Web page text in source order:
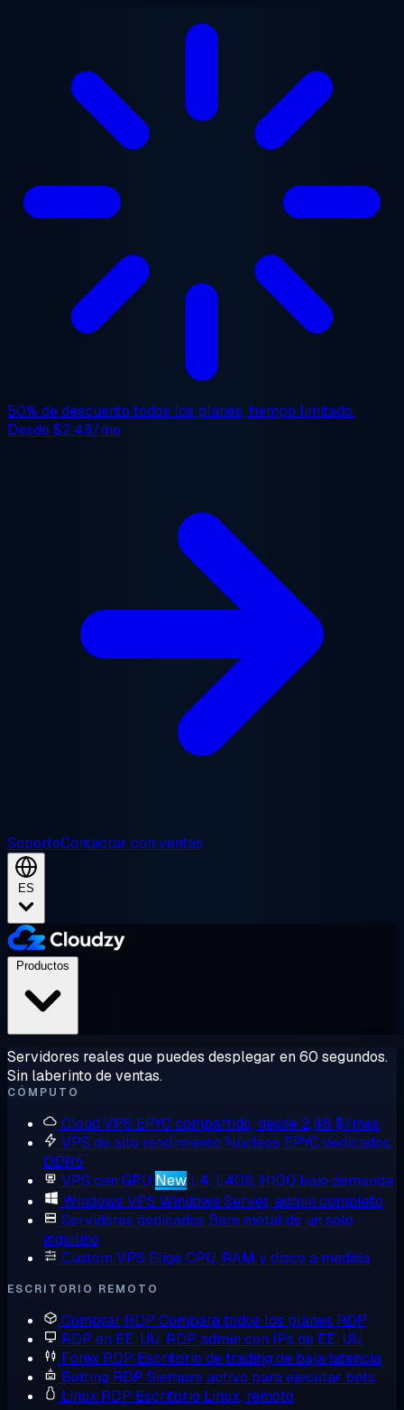
50% de descuento todos los planes, tiempo limitado.
Desde$2.48/mo
SoporteContactar con ventas
ES
Servidores reales que puedes desplegar en 60 segundos.
Sin laberinto de ventas.
CÓMPUTO
Cloud VPS EPYC compartido, desde 2,48 $/mes
VPS de alto rendimiento Núcleos EPYC dedicados,
DDR5
VPS con GPU New L4, L40S, H100 bajo demanda
Windows VPS Windows Server, admin completo
Servidores dedicados Bare metal de un solo
inquilino
Custom VPS Elige CPU, RAM y disco a medida
ESCRITORIO REMOTO
Comprar RDP Compara todos los planes RDP
RDP en EE. UU. RDP admin con IPs de EE. UU.
Forex RDP Escritorio de trading de baja latencia
Botting RDP Siempre activo para ejecutar bots
Linux RDP Escritorio Linux, remoto